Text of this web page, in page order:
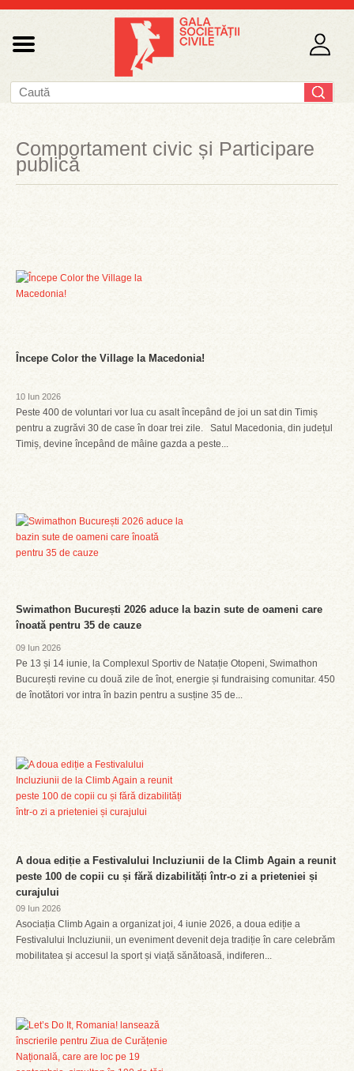
Comportament civic și Participare
publică
Începe Color the Village la Macedonia!
10 Iun 2026
Peste 400 de voluntari vor lua cu asalt începând de joi un sat din Timiș
pentru a zugrăvi 30 de case în doar trei zile. Satul Macedonia, din județul
Timiș, devine începând de mâine gazda a peste...
Swimathon București 2026 aduce la bazin sute de oameni care
înoată pentru 35 de cauze
09 Iun 2026
Pe 13 și 14 iunie, la Complexul Sportiv de Natație Otopeni, Swimathon
București revine cu două zile de înot, energie și fundraising comunitar. 450
de înotători vor intra în bazin pentru a susține 35 de...
A doua ediție a Festivalului Incluziunii de la Climb Again a reunit
peste 100 de copii cu și fără dizabilități într-o zi a prieteniei și
curajului
09 Iun 2026
Asociația Climb Again a organizat joi, 4 iunie 2026, a doua ediție a
Festivalului Incluziunii, un eveniment devenit deja tradiție în care celebrăm
mobilitatea și accesul la sport și viață sănătoasă, indiferen...